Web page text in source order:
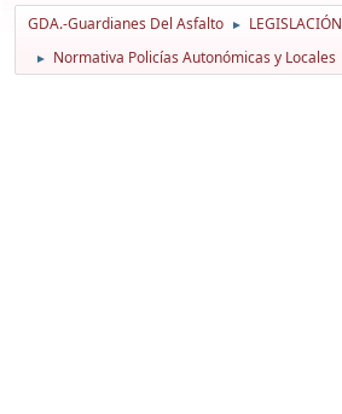
GDA.-Guardianes Del Asfalto ► LEGISLACIÓN
► Normativa Policías Autonómicas y Locales